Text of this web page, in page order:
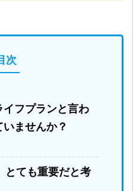
次
イフプランと言わ
ませんか？
とても重要だと考